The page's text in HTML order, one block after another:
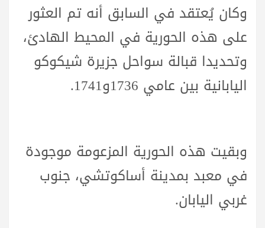
وكان يُعتقد في السابق أنه تم العثور
على هذه الحورية في المحيط الهادئ،
وتحديدا قبالة سواحل جزيرة شيكوكو
اليابانية بين عامي 1736و1741.
وبقيت هذه الحورية المزعومة موجودة
في معبد بمدينة أساكوتشي، جنوب
غربي اليابان.